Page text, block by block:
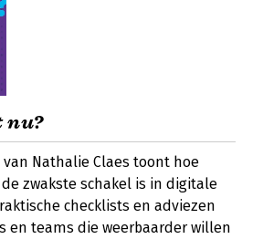
nu?
van Nathalie Claes toont hoe
zwakste schakel is in digitale
checklists en adviezen
en teams die weerbaarder willen